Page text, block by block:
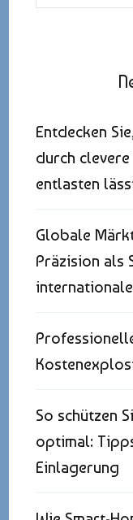
Entdecken
durch
entlasten
Globale
Präzision als
So schützen
optimal:
Einlagerung